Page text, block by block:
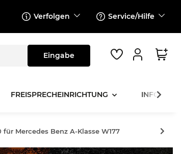
Verfolgen Service/Hilfe
FREISPRECHEINRICHTUNG
Mercedes Benz A-Klasse W177